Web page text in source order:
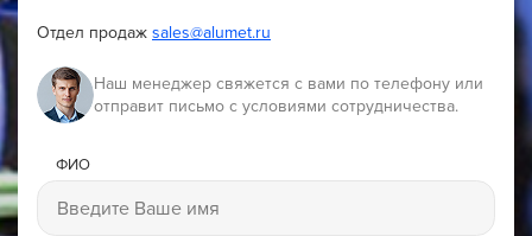
Отдел продаж sales@alumet.ru
Наш менеджер свяжется с вами по телефону или
отправит письмо с условиями сотрудничества.
ФИО